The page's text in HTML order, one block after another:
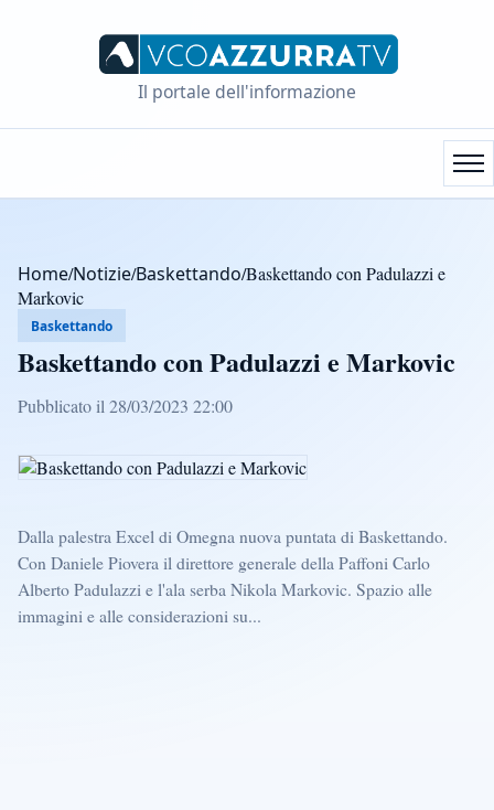
Il portale dell'informazione
Home/Notizie/Baskettando/Baskettando con Padulazzi e
Markovic
Baskettando
Baskettando con Padulazzi e Markovic
Pubblicato il 28/03/2023 22:00
Dalla palestra Excel di Omegna nuova puntata di Baskettando.
Con Daniele Piovera il direttore generale della Paffoni Carlo
Alberto Padulazzi e l'ala serba Nikola Markovic. Spazio alle
immagini e alle considerazioni su...